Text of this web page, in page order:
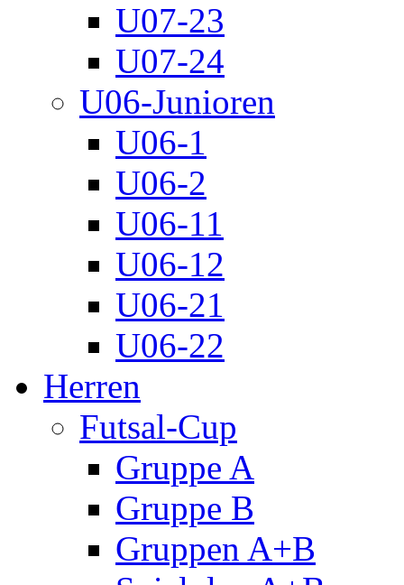
U07-23
U07-24
U06-Junioren
U06-1
U06-2
U06-11
U06-12
U06-21
U06-22
Herren
Futsal-Cup
Gruppe A
Gruppe B
Gruppen A+B